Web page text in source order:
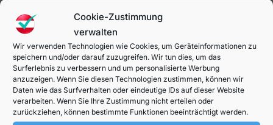
Cookie-Zustimmung
verwalten
Wir verwenden Technologien wie Cookies, um Geräteinformationen zu
speichern und/oder darauf zuzugreifen. Wir tun dies, um das
Surferlebnis zu verbessern und um personalisierte Werbung
anzuzeigen. Wenn Sie diesen Technologien zustimmen, können wir
Daten wie das Surfverhalten oder eindeutige IDs auf dieser Website
verarbeiten. Wenn Sie Ihre Zustimmung nicht erteilen oder
zurückziehen, können bestimmte Funktionen beeinträchtigt werden.
Sie möchten wissen, wie Sie „“ einen bestimmten
Betrag monatlich am besten anlegen könnten?
Erfahren Sie bei uns, welche Anlagemöglichkeiten
sich für verschiedene Budgetgrößen anbieten. Das
Wichtigste auf einen Blick Wieso Sie monatlich Geld
anlegen sollten Wie funktioniert der Cost-Average-
Effekt? Der Cost-Average-Effekt tritt auf, wenn Sie